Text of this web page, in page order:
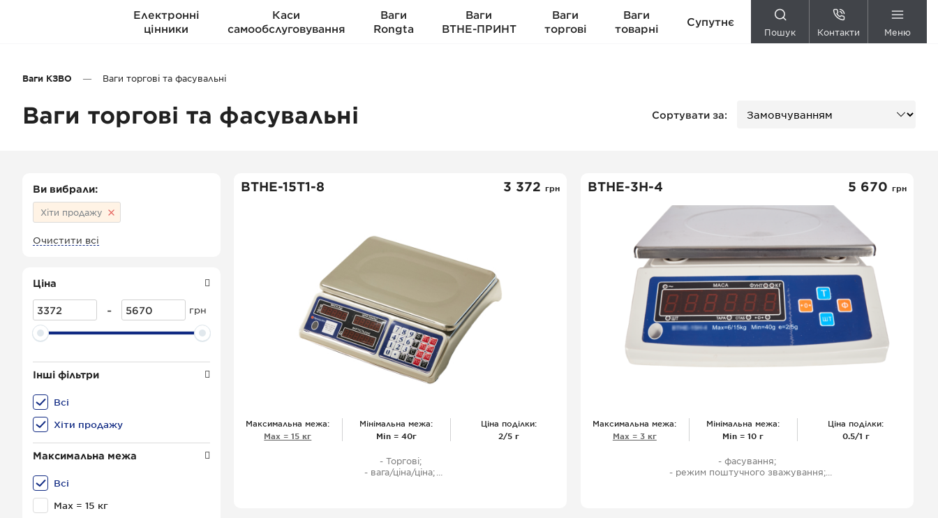
Електронні
цінники
Каси
самообслуговування
Ваги
Rongta
Ваги
ВТНЕ-ПРИНТ
Ваги
торгові
Ваги
товарні
Супутнє
Пошук Контакти Меню
Ваги КЗВО Ваги торгові та фасувальні
Ваги торгові та фасувальні Сортувати за:
Ви вибрали:
Хіти продажу
Очистити всі
Ціна
- грн
Інші фільтри
Всі
Хіти продажу
Максимальна межа
Всі
Мах = 15 кг
ВТНЕ-15Т1-8 3 372 грн
Максимальна межа:
Мах = 15 кг
Мінімальна межа:
Міn = 40г
Ціна поділки:
2/5 г
- Торгові;
- вага/ціна/ціна;
ВТНЕ-3Н-4 5 670 грн
Максимальна межа:
Мах = 3 кг
Мінімальна межа:
Міn = 10 г
Ціна поділки:
0.5/1 г
- фасування;
- режим поштучного зважування;